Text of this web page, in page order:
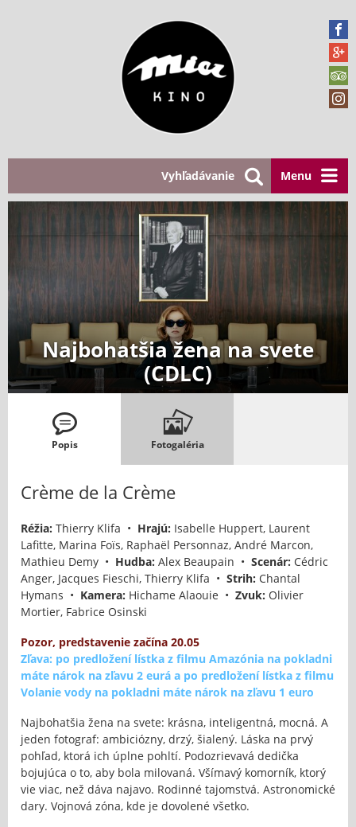
Menu
Vyhľadávanie
Najbohatšia žena na svete
(CDLC)
Popis Fotogaléria
Crème de la Crème
Réžia: Thierry Klifa • Hrajú: Isabelle Huppert, Laurent
Lafitte, Marina Foïs, Raphaël Personnaz, André Marcon,
Mathieu Demy • Hudba: Alex Beaupain • Scenár: Cédric
Anger, Jacques Fieschi, Thierry Klifa • Strih: Chantal
Hymans • Kamera: Hichame Alaouie • Zvuk: Olivier
Mortier, Fabrice Osinski
Pozor, predstavenie začína 20.05
Zľava: po predložení lístka z filmu Amazónia na pokladni
máte nárok na zľavu 2 eurá a po predložení lístka z filmu
Volanie vody na pokladni máte nárok na zľavu 1 euro
Najbohatšia žena na svete: krásna, inteligentná, mocná. A
jeden fotograf: ambiciózny, drzý, šialený. Láska na prvý
pohľad, ktorá ich úplne pohltí. Podozrievavá dedička
bojujúca o to, aby bola milovaná. Všímavý komorník, ktorý
vie viac, než dáva najavo. Rodinné tajomstvá. Astronomické
dary. Vojnová zóna, kde je dovolené všetko.